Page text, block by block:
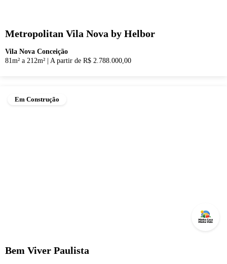
Metropolitan Vila Nova by Helbor
Vila Nova Conceição
81m² a 212m²
A partir de R$ 2.788.000,00
Em Construção
Bem Viver Paulista